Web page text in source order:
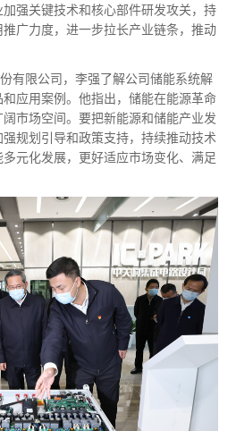
强关键技术和核心部件研发攻关，持
广力度，进一步拉长产业链条，推动
限公司，李强了解公司储能系统解
应用案例。他指出，储能在能源革命
市场空间。要把新能源和储能产业发
规划引导和政策支持，持续推动技术
元化发展，更好适应市场变化、满足